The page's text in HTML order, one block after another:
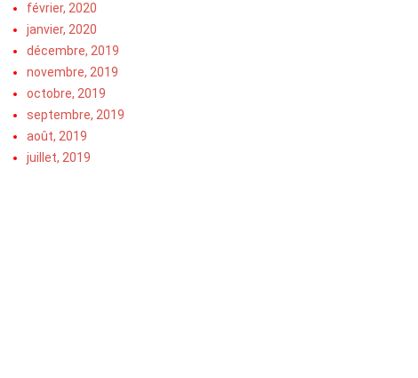
février, 2020
janvier, 2020
décembre, 2019
novembre, 2019
octobre, 2019
septembre, 2019
août, 2019
juillet, 2019